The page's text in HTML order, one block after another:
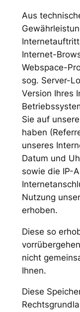
Aus
Internet-
Webspace-
sog. Server-
Version Ihres
Sie auf
haben
unseres
Datum und
sowie die IP-
Nutzung
erhoben.
Diese so
nicht
Ihnen.
Diese